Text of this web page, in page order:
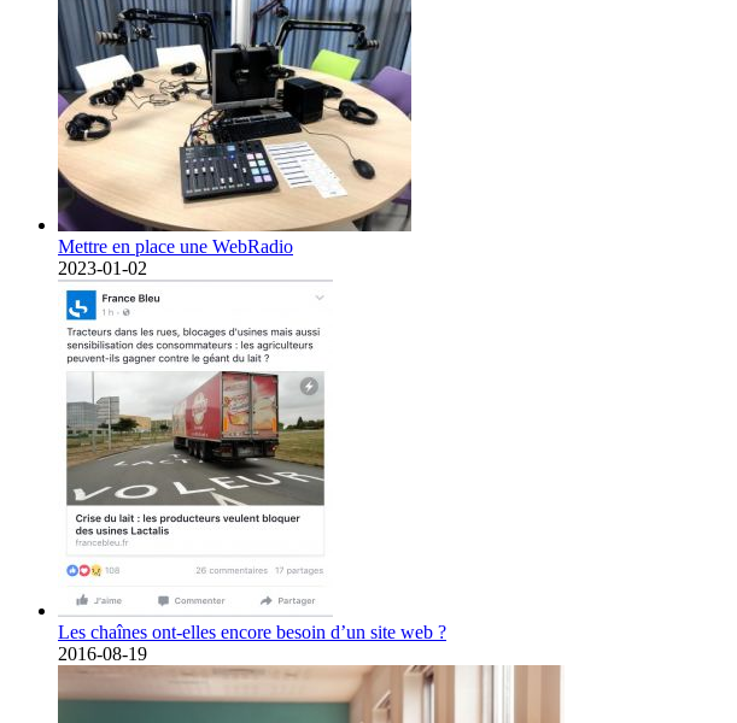
Mettre en place une WebRadio
2023-01-02
Les chaînes ont-elles encore besoin d’un site web ?
2016-08-19